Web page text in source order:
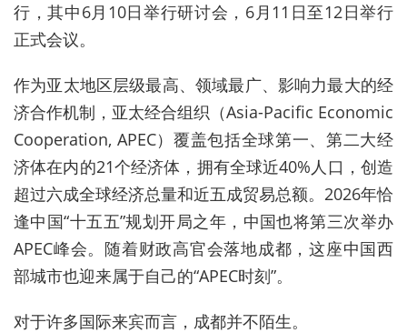
行，其中6月10日举行研讨会，6月11日至12日举行
正式会议。
作为亚太地区层级最高、领域最广、影响力最大的经
济合作机制，亚太经合组织（Asia-Pacific Economic
Cooperation, APEC）覆盖包括全球第一、第二大经
济体在内的21个经济体，拥有全球近40%人口，创造
超过六成全球经济总量和近五成贸易总额。2026年恰
逢中国“十五五”规划开局之年，中国也将第三次举办
APEC峰会。随着财政高官会落地成都，这座中国西
部城市也迎来属于自己的“APEC时刻”。
对于许多国际来宾而言，成都并不陌生。